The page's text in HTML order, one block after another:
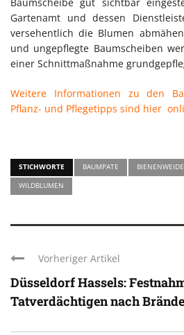
Gartenamt und dessen
versehentlich die Blumen
und ungepflegte Baumscheiben
einer Schnittmaßnahme
Weitere Informationen zu den
Pflanz- und Pflegetipps sind hier
STICHWORTE BAUMPATE BIENENWEIDE
WILDBLUMEN
Vorheriger Artikel
Düsseldorf Hassels:
Tatverdächtigen nach